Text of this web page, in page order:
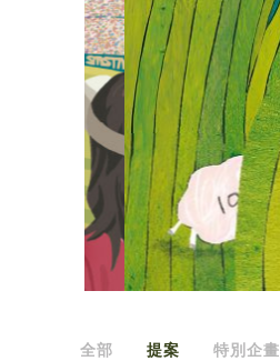
全部 提案 特別企畫